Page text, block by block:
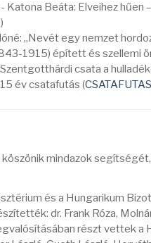
Katona Beáta: Elveihez hűen
„Nevét egy nemzet
1915) épített és szellemi
csata a
év csatafutás (CSATAFUTAS
köszönik mindazok
és a Hungarikum
dr. Frank Róza,
részt vettek a